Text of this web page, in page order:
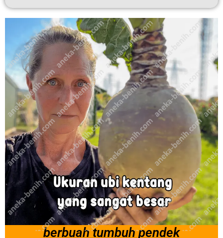
berbuah tumbuh pendek